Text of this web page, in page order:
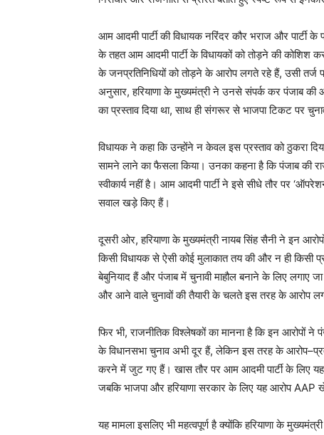
News
आम आदमी पार्टी की विधायक नरिंदर कौर भराज और पार्टी
के तहत आम आदमी पार्टी के विधायकों को तोड़ने की कोशिश
के जनप्रतिनिधियों को तोड़ने के आरोप लगते रहे हैं, उसी तर्ज
अनुसार, हरियाणा के मुख्यमंत्री ने उनसे संपर्क कर पंजाब की
का प्रस्ताव दिया था, साथ ही संगरूर से भाजपा टिकट पर
विधायक ने कहा कि उन्होंने न केवल इस प्रस्ताव को ठुकरा
सामने लाने का फैसला किया। उनका कहना है कि पंजाब की
स्वीकार्य नहीं है। आम आदमी पार्टी ने इसे सीधे तौर पर
सवाल खड़े किए हैं।
दूसरी ओर, हरियाणा के मुख्यमंत्री नायब सिंह सैनी ने इन
किसी विधायक से ऐसी कोई मुलाकात तय की और न ही किसी
बेबुनियाद हैं और पंजाब में चुनावी माहौल बनाने के लिए लगाए
और आने वाले चुनावों की तैयारी के चलते इस तरह के आरोप
फिर भी, राजनीतिक विश्लेषकों का मानना है कि इन
के विधानसभा चुनाव अभी दूर हैं, लेकिन इस तरह के
करने में जुट गए हैं। खास तौर पर आम आदमी पार्टी के लिए
जबकि भाजपा और हरियाणा सरकार के लिए यह आरोप
यह मामला इसलिए भी महत्वपूर्ण है क्योंकि हरियाणा के